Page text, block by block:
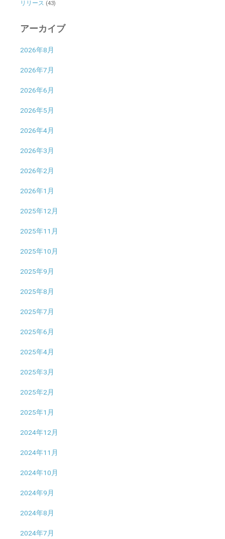
リリース (43)
アーカイブ
2026年8月
2026年7月
2026年6月
2026年5月
2026年4月
2026年3月
2026年2月
2026年1月
2025年12月
2025年11月
2025年10月
2025年9月
2025年8月
2025年7月
2025年6月
2025年4月
2025年3月
2025年2月
2025年1月
2024年12月
2024年11月
2024年10月
2024年9月
2024年8月
2024年7月